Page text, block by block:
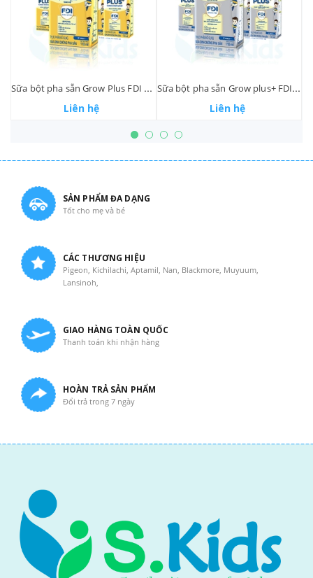
Sữa bột pha sẵn Grow Plus FDI sữa non Immunel 110ml
Liên hệ
Sữa bột pha sẵn Grow plus+ FDI - Cao lớn vượt trội 110ml
Liên hệ
SẢN PHẨM ĐA DẠNG
Tốt cho mẹ và bé
CÁC THƯƠNG HIỆU
Pigeon, Kichilachi, Aptamil, Nan, Blackmore, Muyuum,
Lansinoh,
GIAO HÀNG TOÀN QUỐC
Thanh toán khi nhận hàng
HOÀN TRẢ SẢN PHẨM
Đổi trả trong 7 ngày